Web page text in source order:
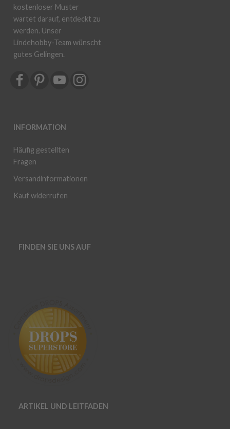
kostenloser Muster
wartet darauf, entdeckt zu
werden. Unser
Lindehobby-Team wünscht
gutes Gelingen.
INFORMATION
Häufig gestellten
Fragen
Versandinformationen
Kauf widerrufen
FINDEN SIE UNS AUF
ARTIKEL UND LEITFADEN